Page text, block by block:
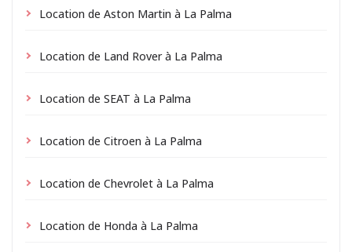
Location de Aston Martin à La Palma
Location de Land Rover à La Palma
Location de SEAT à La Palma
Location de Citroen à La Palma
Location de Chevrolet à La Palma
Location de Honda à La Palma